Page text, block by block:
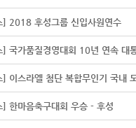
] 2018 후성그룹 신입사원연수
] 국가품질경영대회 10년 연속 대
] 이스라엘 첨단 복합무인기 국내
] 한마음축구대회 우승 - 후성